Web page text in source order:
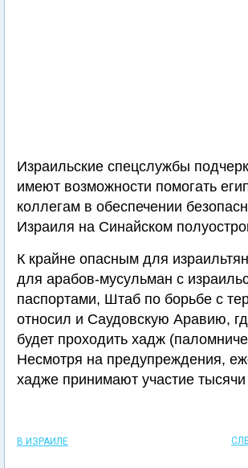
Израильские спецслужбы
имеют возможности помогать
коллегам в обеспечении
Израиля на Синайском
К крайне опасным для
для арабов-мусульман с
паспортами, Штаб по борьбе с
относил и Саудовскую Аравию,
будет проходить хадж
Несмотря на предупреждения,
хадже принимают участие тысячи
В ИЗРАИЛЕ